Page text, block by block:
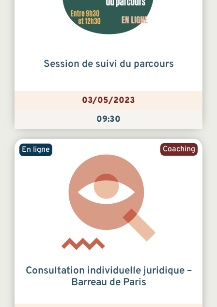
Session de suivi du parcours
03/05/2023
09:30
Coaching
En ligne
Consultation individuelle juridique –
Barreau de Paris